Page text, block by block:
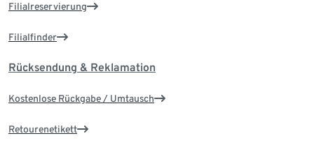
Filialreservierung
Filialfinder
Rücksendung & Reklamation
Kostenlose Rückgabe / Umtausch
Retourenetikett